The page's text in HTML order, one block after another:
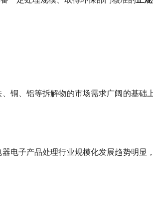
、铜、铝等拆解物的市场需求广阔的基础
电子产品处理行业规模化发展趋势明显，